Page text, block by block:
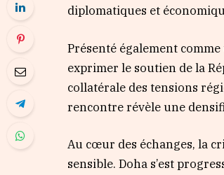
diplomatiques et
Présenté également
exprimer le soutien de la
collatérale des tensions
rencontre révèle une
Au cœur des échanges, la
sensible. Doha s’est